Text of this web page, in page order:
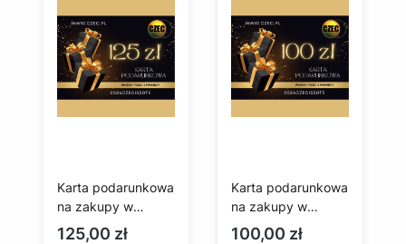
Karta podarunkowa
na zakupy w
czec.pl 125 zł
Cena
125,00 zł
Karta podarunkowa
na zakupy w
czec.pl 100 zł
Cena
100,00 zł